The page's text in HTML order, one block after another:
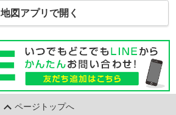
地図アプリで開く
ページトップへ